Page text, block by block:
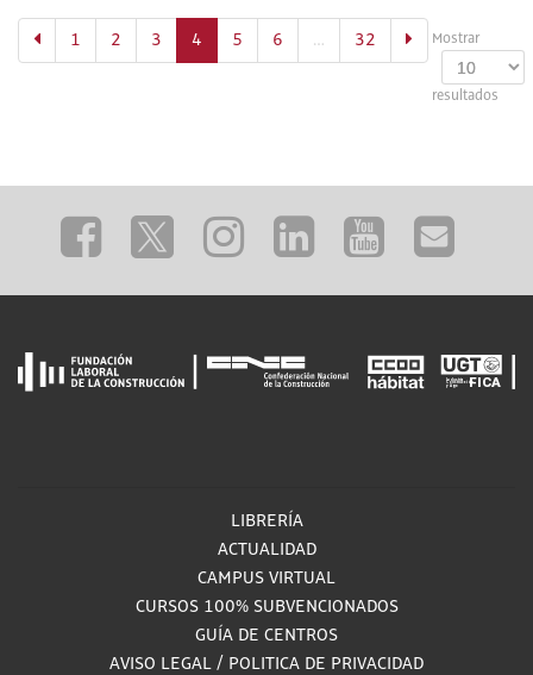
Mostrar
resultados
1 2 3 4 (actual)
5 6 … 32
LIBRERÍA
ACTUALIDAD
CAMPUS VIRTUAL
CURSOS 100% SUBVENCIONADOS
GUÍA DE CENTROS
AVISO LEGAL / POLITICA DE PRIVACIDAD